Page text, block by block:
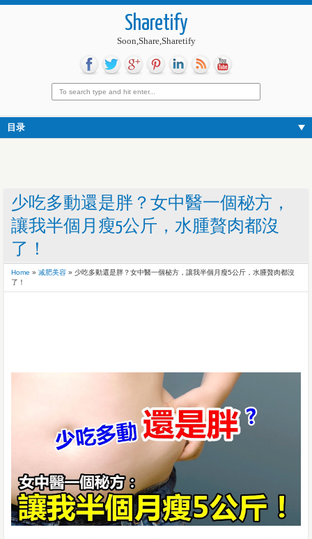
Sharetify
Soon,Share,Sharetify
目录
少吃多動還是胖？女中醫一個秘方，
讓我半個月瘦5公斤，水腫贅肉都沒
了！
Home » 减肥美容 » 少吃多動還是胖？女中醫一個秘方，讓我半個月瘦5公斤，水腫贅肉都沒
了！